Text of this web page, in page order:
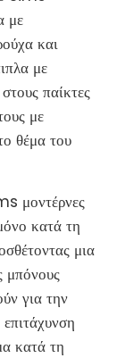
με
και
με
παίκτες
με
θέμα του
μοντέρνες
κατά τη
μια
μπόνους
για την
κατά τη